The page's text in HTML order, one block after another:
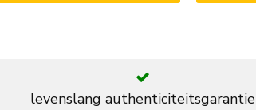
levenslang authenticiteitsgarantie